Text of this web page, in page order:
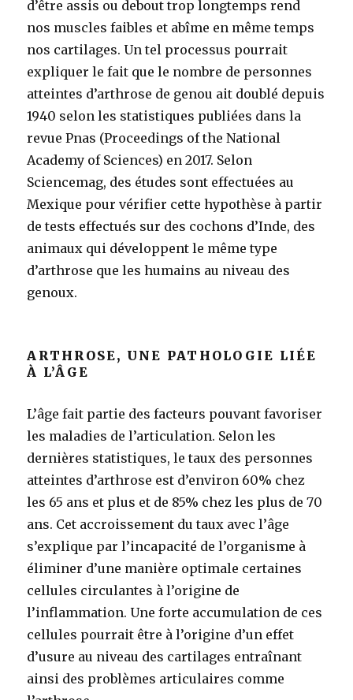
d’être assis ou debout trop longtemps rend
nos muscles faibles et abîme en même temps
nos cartilages. Un tel processus pourrait
expliquer le fait que le nombre de personnes
atteintes d’arthrose de genou ait doublé depuis
1940 selon les statistiques publiées dans la
revue Pnas (Proceedings of the National
Academy of Sciences) en 2017. Selon
Sciencemag, des études sont effectuées au
Mexique pour vérifier cette hypothèse à partir
de tests effectués sur des cochons d’Inde, des
animaux qui développent le même type
d’arthrose que les humains au niveau des
genoux.
ARTHROSE, UNE PATHOLOGIE LIÉE
À L’ÂGE
L’âge fait partie des facteurs pouvant favoriser
les maladies de l’articulation. Selon les
dernières statistiques, le taux des personnes
atteintes d’arthrose est d’environ 60% chez
les 65 ans et plus et de 85% chez les plus de 70
ans. Cet accroissement du taux avec l’âge
s’explique par l’incapacité de l’organisme à
éliminer d’une manière optimale certaines
cellules circulantes à l’origine de
l’inflammation. Une forte accumulation de ces
cellules pourrait être à l’origine d’un effet
d’usure au niveau des cartilages entraînant
ainsi des problèmes articulaires comme